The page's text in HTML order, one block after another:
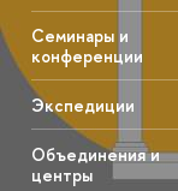
Семинары и
конференции
Экспедиции
Объединения и
центры